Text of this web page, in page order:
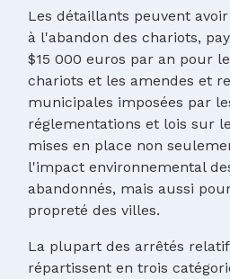
Les détaillants peuvent
à l'abandon des chariots,
$15 000 euros par an pour
chariots et les amendes et
municipales imposées par
réglementations et lois sur
mises en place non
l'impact environnemental
abandonnés, mais aussi
propreté des villes.
La plupart des arrêtés
répartissent en trois